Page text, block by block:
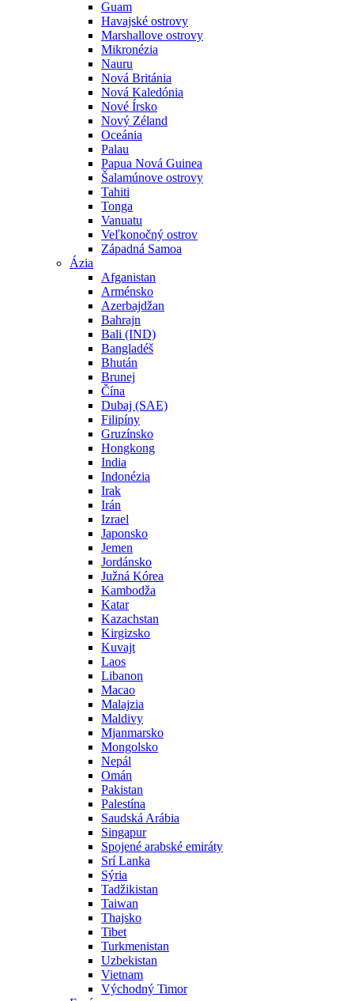
Guam
Havajské ostrovy
Marshallove ostrovy
Mikronézia
Nauru
Nová Británia
Nová Kaledónia
Nové Írsko
Nový Zéland
Oceánia
Palau
Papua Nová Guinea
Šalamúnove ostrovy
Tahiti
Tonga
Vanuatu
Veľkonočný ostrov
Západná Samoa
Ázia
Afganistan
Arménsko
Azerbajdžan
Bahrajn
Bali (IND)
Bangladéš
Bhután
Brunej
Čína
Dubaj (SAE)
Filipíny
Gruzínsko
Hongkong
India
Indonézia
Irak
Irán
Izrael
Japonsko
Jemen
Jordánsko
Južná Kórea
Kambodža
Katar
Kazachstan
Kirgizsko
Kuvajt
Laos
Libanon
Macao
Malajzia
Maldivy
Mjanmarsko
Mongolsko
Nepál
Omán
Pakistan
Palestína
Saudská Arábia
Singapur
Spojené arabské emiráty
Srí Lanka
Sýria
Tadžikistan
Taiwan
Thajsko
Tibet
Turkmenistan
Uzbekistan
Vietnam
Východný Timor